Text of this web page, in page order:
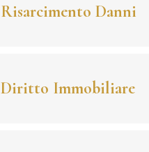
Risarcimento Danni
Diritto Immobiliare